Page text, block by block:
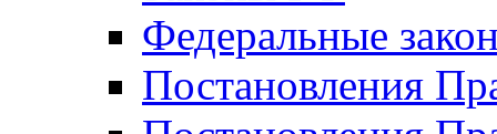
Федеральные
Постановления